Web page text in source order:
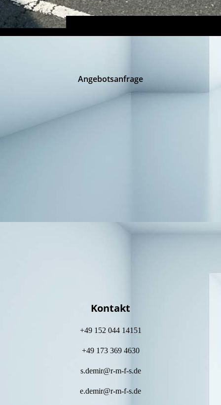
Angebotsanfrage
Kontakt
+49 152 044 14151
+49 173 369 4630
s.demir@r-m-f-s.de
e.demir@r-m-f-s.de